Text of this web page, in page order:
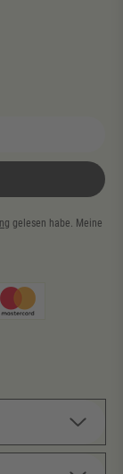
gelesen habe. Meine